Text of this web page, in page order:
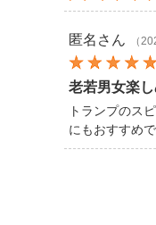
匿名 さん
（
老若男女楽
トランプのス
にもおすすめで